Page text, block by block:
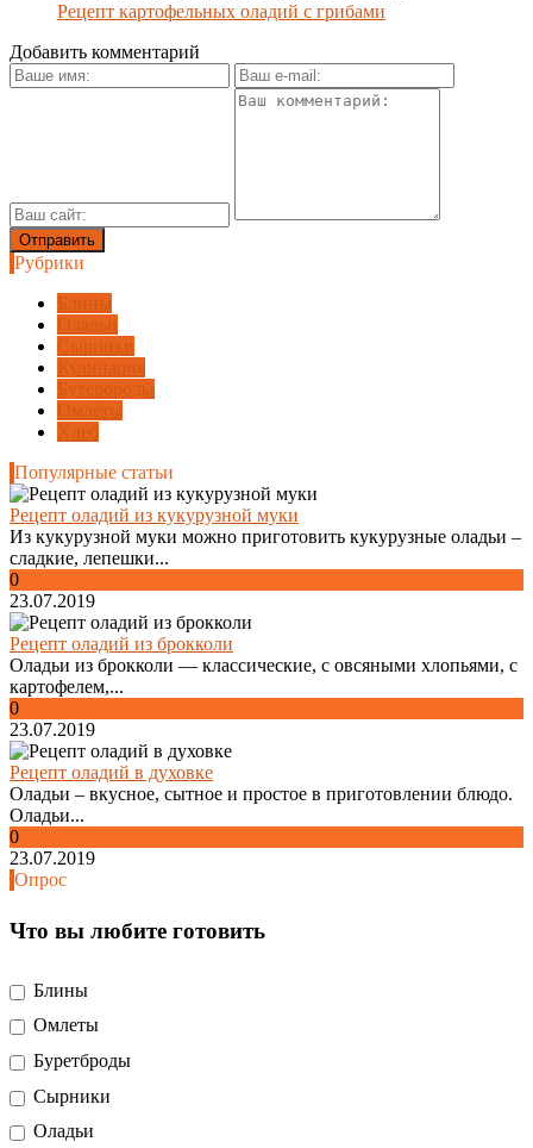
Рецепт картофельных оладий с грибами
Добавить комментарий
Рубрики
Блины
Оладьи
Сырники
Кулинария
Бутерброды
Омлеты
Хлеб
Популярные статьи
Рецепт оладий из кукурузной муки
Из кукурузной муки можно приготовить кукурузные оладьи –
сладкие, лепешки...
0
23.07.2019
Рецепт оладий из брокколи
Оладьи из брокколи — классические, с овсяными хлопьями, с
картофелем,...
0
23.07.2019
Рецепт оладий в духовке
Оладьи – вкусное, сытное и простое в приготовлении блюдо.
Оладьи...
0
23.07.2019
Опрос
Что вы любите готовить
Блины
Омлеты
Буретброды
Сырники
Оладьи